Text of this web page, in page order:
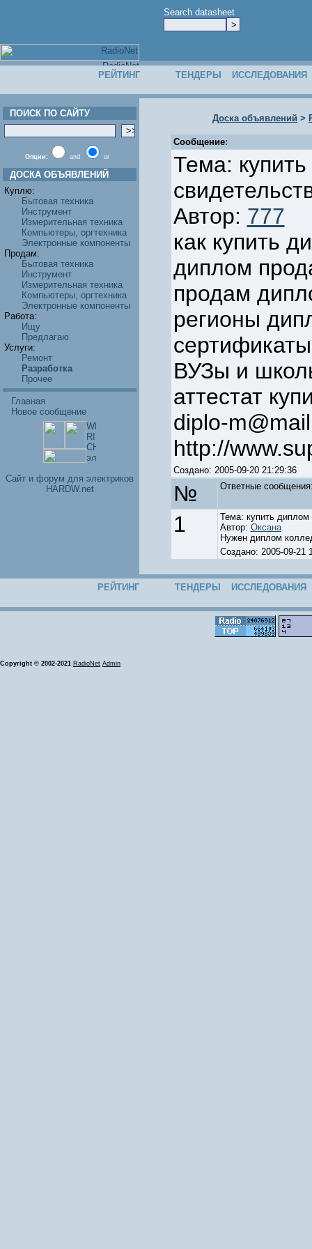
Search datasheet
РЕЙТИНГ ТЕНДЕРЫ ИССЛЕДОВАНИЯ
ПОИСК ПО САЙТУ
Опции: and or
ДОСКА ОБЪЯВЛЕНИЙ
Куплю:
Бытовая техника
Инструмент
Измерительная техника
Компьютеры, оргтехника
Электронные компоненты
Продам:
Бытовая техника
Инструмент
Измерительная техника
Компьютеры, оргтехника
Электронные компоненты
Работа:
Ищу
Предлагаю
Услуги:
Ремонт
Разработка
Прочее
Главная
Новое сообщение
Cайт и форум для электриков
HARDW.net
Доска объявлений >
Сообщение:
Тема: купить
Автор: 777
как купить
диплом
продам
регионы
ВУЗы и
аттестат
diplo-
http://
Создано: 2005-09-20 21:29:36
№ Ответные
1
Тема: купить диплом
Автор: Оксана
Нужен диплом
Создано: 2005-09-
РЕЙТИНГ ТЕНДЕРЫ ИССЛЕДОВАНИЯ
Copyright © 2002-2021 RadioNet Admin